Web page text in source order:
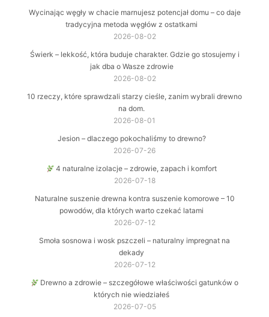
Wycinając węgły w chacie marnujesz potencjał domu – co daje
tradycyjna metoda węgłów z ostatkami
2026-08-02
Świerk – lekkość, która buduje charakter. Gdzie go stosujemy i
jak dba o Wasze zdrowie
2026-08-02
10 rzeczy, które sprawdzali starzy cieśle, zanim wybrali drewno
na dom.
2026-08-01
Jesion – dlaczego pokochaliśmy to drewno?
2026-07-26
4 naturalne izolacje – zdrowie, zapach i komfort
2026-07-18
Naturalne suszenie drewna kontra suszenie komorowe – 10
powodów, dla których warto czekać latami
2026-07-12
Smoła sosnowa i wosk pszczeli – naturalny impregnat na
dekady
2026-07-12
Drewno a zdrowie – szczegółowe właściwości gatunków o
których nie wiedziałeś
2026-07-05